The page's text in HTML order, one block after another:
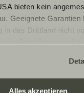
bieten kein
Geeignete Garantien
in das Drittland nicht
Dienstleister
und mit
Weitere Informationen
Alles akzeptieren